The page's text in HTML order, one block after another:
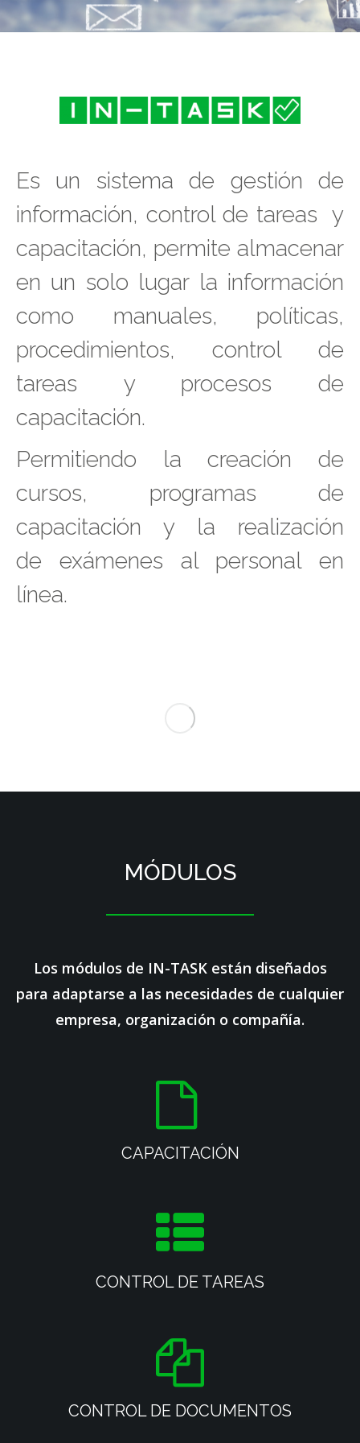
Es un sistema de gestión de
información, control de tareas y
capacitación, permite almacenar
en un solo lugar la información
como manuales, políticas,
procedimientos, control de
tareas y procesos de
capacitación.
Permitiendo la creación de
cursos, programas de
capacitación y la realización
de exámenes al personal en
línea.
MÓDULOS
Los módulos de IN-TASK están diseñados
para adaptarse a las necesidades de cualquier
empresa, organización o compañía.
CAPACITACIÓN
CONTROL DE TAREAS
CONTROL DE DOCUMENTOS